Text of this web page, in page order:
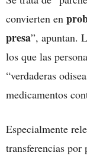
convierten en
presa”, apuntan.
los que las
“verdaderas
medicamentos
Especialmente
transferencias por